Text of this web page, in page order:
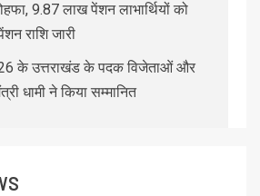
9.87 लाख पेंशन लाभार्थियों को
राशि जारी
के उत्तराखंड के पदक विजेताओं और
धामी ने किया सम्मानित